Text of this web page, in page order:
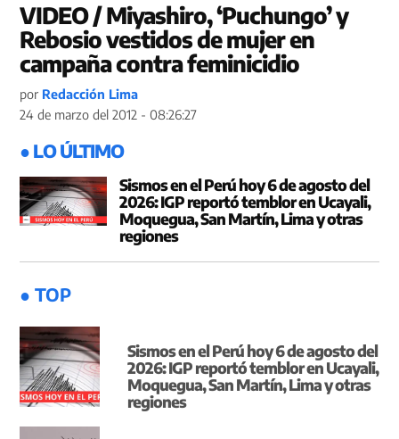
VIDEO / Miyashiro, ‘Puchungo’ y
Rebosio vestidos de mujer en
campaña contra feminicidio
por Redacción Lima
24 de marzo del 2012 - 08:26:27
● LO ÚLTIMO
Sismos en el Perú hoy 6 de agosto del
2026: IGP reportó temblor en Ucayali,
Moquegua, San Martín, Lima y otras
regiones
● TOP
Sismos en el Perú hoy 6 de agosto del
2026: IGP reportó temblor en Ucayali,
Moquegua, San Martín, Lima y otras
regiones